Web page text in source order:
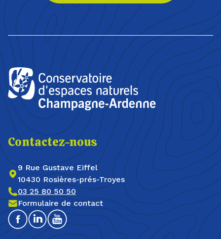
Contactez-nous
9 Rue Gustave Eiffel
10430 Rosières-prés-Troyes
03 25 80 50 50
Formulaire de contact
FacebookLinkedinYoutube